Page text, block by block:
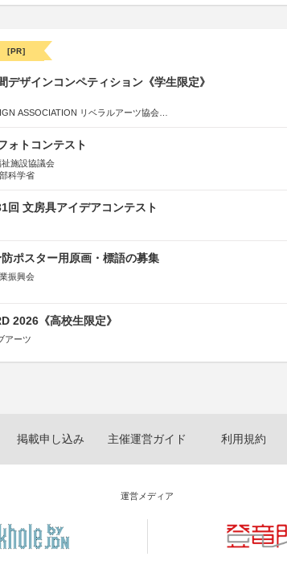
[PR]
デザインコンペティション《学生限定》
ASSOCIATION リベラルアーツ協会
ォトコンテスト
施設協議会
科学省
回 文房具アイデアコンテスト
ポスター用原画・標語の募集
振興会
2026《高校生限定》
アーツ
掲載申し込み 主催運営ガイド 利用規約
運営メディア